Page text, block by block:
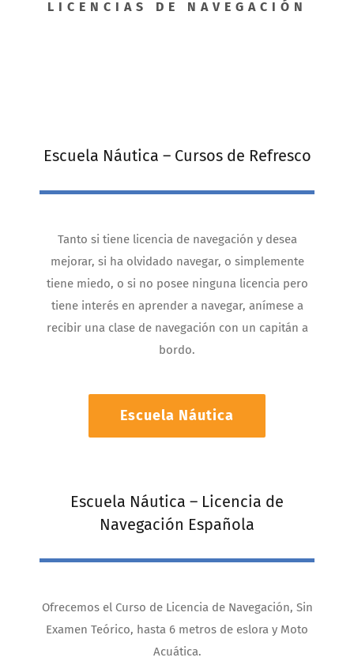
LICENCIAS DE NAVEGACIÓN
Escuela Náutica – Cursos de Refresco
Tanto si tiene licencia de navegación y desea
mejorar, si ha olvidado navegar, o simplemente
tiene miedo, o si no posee ninguna licencia pero
tiene interés en aprender a navegar, anímese a
recibir una clase de navegación con un capitán a
bordo.
Escuela Náutica
Escuela Náutica – Licencia de
Navegación Española
Ofrecemos el Curso de Licencia de Navegación, Sin
Examen Teórico, hasta 6 metros de eslora y Moto
Acuática.